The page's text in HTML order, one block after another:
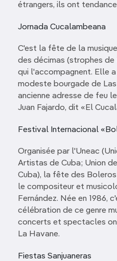
étrangers, ils ont
Jornada Cucalambeana
C'est la fête de la
des décimas (strophes de
qui l'accompagnent. Elle
modeste bourgade de
ancienne adresse de feu
Juan Fajardo, dit «El
Festival Internacional
Organisée par l'Uneac
Artistas de Cuba; Union
Cuba), la fête des
le compositeur et
Fernández. Née en 1986,
célébration de ce genre
concerts et spectacles
La Havane.
Fiestas Sanjuaneras